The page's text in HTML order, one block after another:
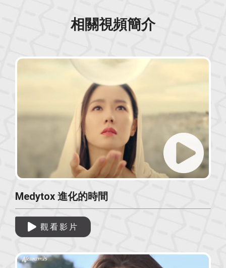
相關視頻簡介
Medytox 進化的時間
觀看影片